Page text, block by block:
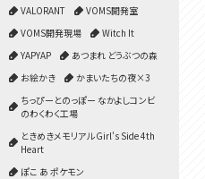
VALORANT
VOMS開発室
VOMS開発現場
Witch It
YAPYAP
あつまれ どうぶつの森
お絵かき
かまいたちの夜×3
ちっぴーとのっぽー なかよしコンビ
のわくわく工場
ときめきメモリアル Girl's Side 4th
Heart
ぽこ あ ポケモン